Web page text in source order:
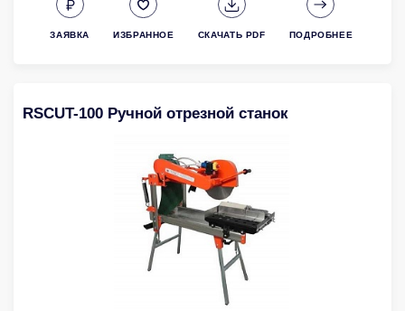
ЗАЯВКА ИЗБРАННОЕ СКАЧАТЬ PDF ПОДРОБНЕЕ
RSCUT-100 Ручной отрезной станок